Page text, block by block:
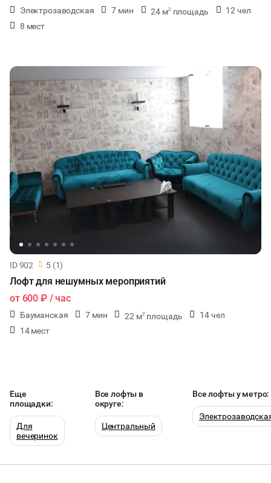
Электрозаводская 7 мин 24 м2 площадь
12 чел
8 мест
ID 902 5 (1)
Лофт для нешумных мероприятий
от 600 ₽/ час
Бауманская 7 мин 22 м2 площадь
14 чел
14 мест
Еще
площадки:
Для
вечеринок
Все лофты в
округе:
Центральный
Все лофты у метро: